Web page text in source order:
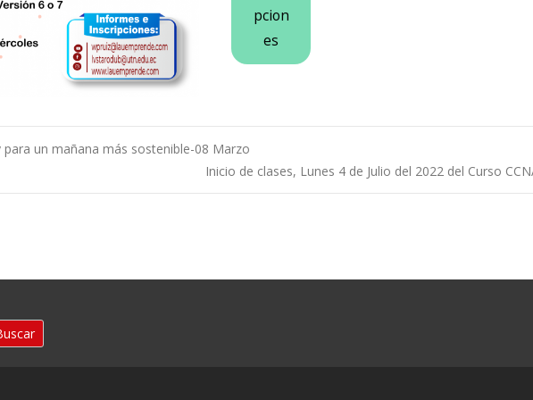
pcion
es
para un mañana más sostenible-08 Marzo
Inicio de clases, Lunes 4 de Julio del 2022 del Curso